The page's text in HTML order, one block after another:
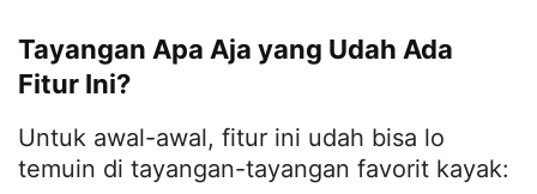
Tayangan Apa Aja yang Udah Ada
Fitur Ini?
Untuk awal-awal, fitur ini udah bisa lo
temuin di tayangan-tayangan favorit kayak: